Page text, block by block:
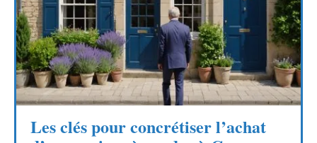
Les clés pour concrétiser l’achat